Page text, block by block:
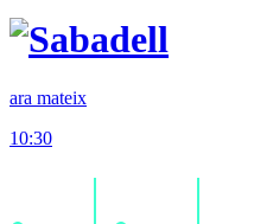
ara mateix
10:30